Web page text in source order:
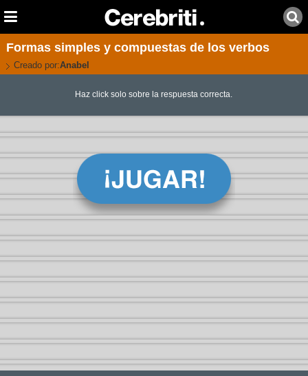
Formas simples y compuestas de los verbos
Creado por:Anabel
Haz click solo sobre la respuesta correcta.